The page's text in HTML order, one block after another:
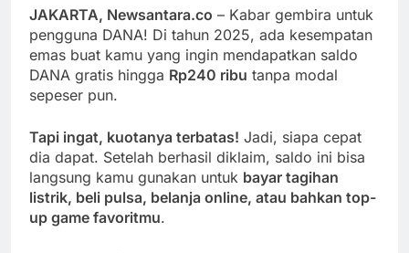
JAKARTA, Newsantara.co – Kabar gembira untuk
pengguna DANA! Di tahun 2025, ada kesempatan
emas buat kamu yang ingin mendapatkan saldo
DANA gratis hingga Rp240 ribu tanpa modal
sepeser pun.
Tapi ingat, kuotanya terbatas! Jadi, siapa cepat
dia dapat. Setelah berhasil diklaim, saldo ini bisa
langsung kamu gunakan untuk bayar tagihan
listrik, beli pulsa, belanja online, atau bahkan top-
up game favoritmu.